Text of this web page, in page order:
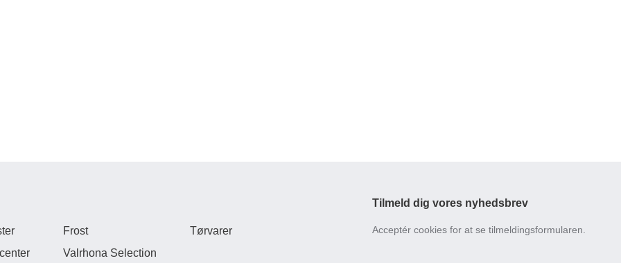
Frost
Valrhona Selection
Tørvarer
Tilmeld dig vores nyhedsbrev
Acceptér cookies for at se tilmeldingsformularen.